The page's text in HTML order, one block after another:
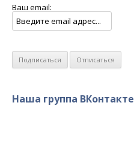
Ваш email:
Наша группа ВКонтакте